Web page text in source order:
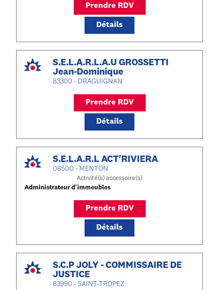
Prendre RDV
Détails
S.E.L.A.R.L.A.U GROSSETTI
Jean-Dominique
83300 - DRAGUIGNAN
Prendre RDV
Détails
S.E.L.A.R.L ACT'RIVIERA
06500 - MENTON
Activité(s) accessoire(s)
Administrateur d'immeubles
Prendre RDV
Détails
S.C.P JOLY - COMMISSAIRE DE
JUSTICE
83990 - SAINT-TROPEZ